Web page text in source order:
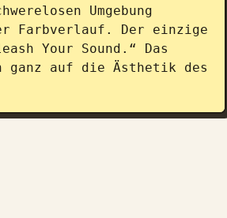
Umgebung
Farbverlauf. Der einzige
Your Sound.“ Das
auf die Ästhetik des